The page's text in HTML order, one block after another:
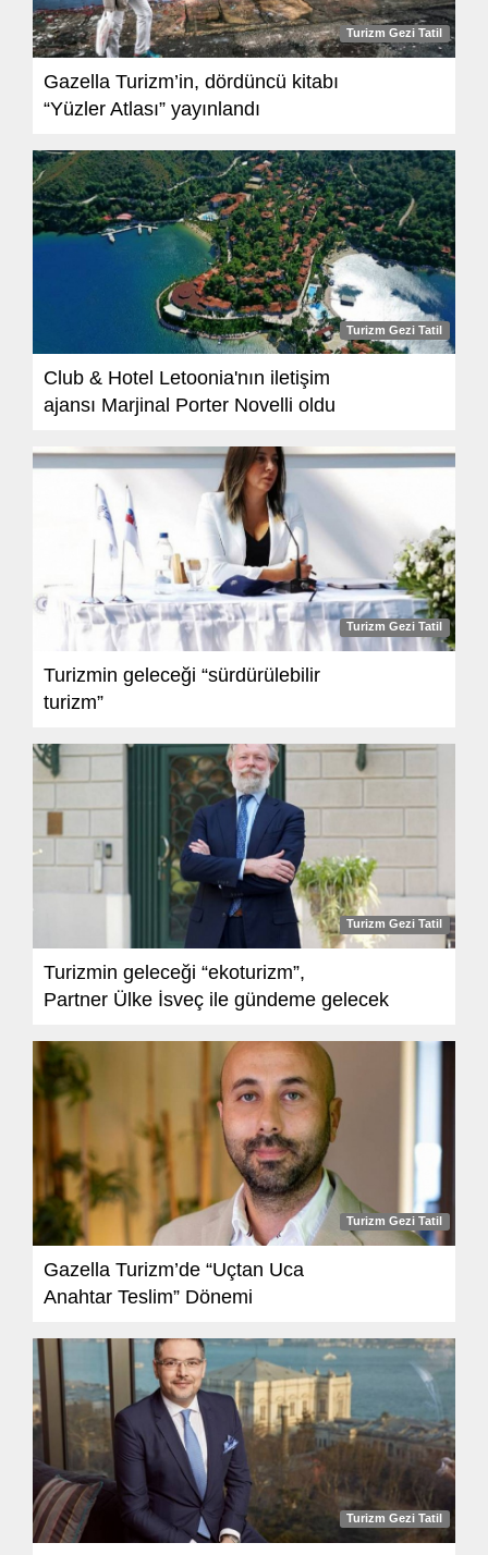
Turizm Gezi Tatil
Gazella Turizm’in, dördüncü kitabı
“Yüzler Atlası” yayınlandı
Turizm Gezi Tatil
Club & Hotel Letoonia'nın iletişim
ajansı Marjinal Porter Novelli oldu
Turizm Gezi Tatil
Turizmin geleceği “sürdürülebilir
turizm”
Turizm Gezi Tatil
Turizmin geleceği “ekoturizm”,
Partner Ülke İsveç ile gündeme gelecek
Turizm Gezi Tatil
Gazella Turizm’de “Uçtan Uca
Anahtar Teslim” Dönemi
Turizm Gezi Tatil